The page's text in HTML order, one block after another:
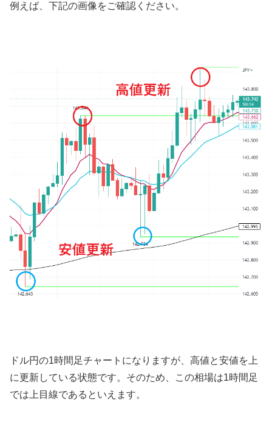
例えば、下記の画像をご確認ください。
ドル円の1時間足チャートになりますが、高値と安値を上
に更新している状態です。そのため、この相場は1時間足
では上目線であるといえます。